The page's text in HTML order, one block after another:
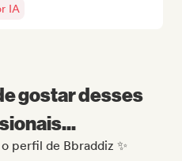
IA
gostar desses
perfil de Bbraddiz ✨